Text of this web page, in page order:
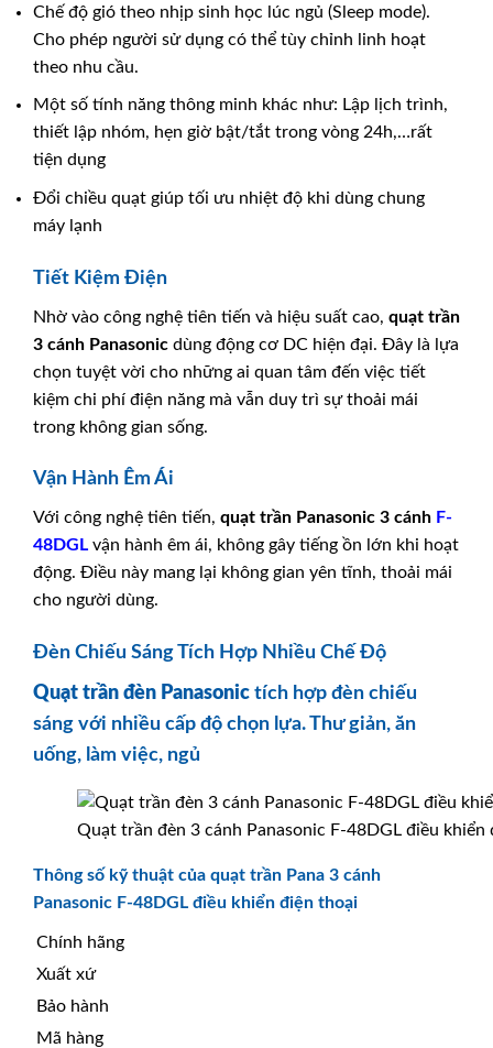
Chế độ gió theo nhịp sinh học lúc ngủ (Sleep mode).
Cho phép người sử dụng có thể tùy chỉnh linh hoạt
theo nhu cầu.
Một số tính năng thông minh khác như: Lập lịch trình,
thiết lập nhóm, hẹn giờ bật/tắt trong vòng 24h,…rất
tiện dụng
Đổi chiều quạt giúp tối ưu nhiệt độ khi dùng chung
máy lạnh
Tiết Kiệm Điện
Nhờ vào công nghệ tiên tiến và hiệu suất cao, quạt trần
3 cánh Panasonic dùng động cơ DC hiện đại. Đây là lựa
chọn tuyệt vời cho những ai quan tâm đến việc tiết
kiệm chi phí điện năng mà vẫn duy trì sự thoải mái
trong không gian sống.
Vận Hành Êm Ái
Với công nghệ tiên tiến, quạt trần Panasonic 3 cánh F-
48DGL vận hành êm ái, không gây tiếng ồn lớn khi hoạt
động. Điều này mang lại không gian yên tĩnh, thoải mái
cho người dùng.
Đèn Chiếu Sáng Tích Hợp Nhiều Chế Độ
Quạt trần đèn Panasonic tích hợp đèn chiếu
sáng với nhiều cấp độ chọn lựa. Thư giản, ăn
uống, làm việc, ngủ
Quạt trần đèn 3 cánh Panasonic F-48DGL điều khiển
Thông số kỹ thuật của quạt trần Pana 3 cánh
Panasonic F-48DGL điều khiển điện thoại
Chính hãng
Xuất xứ
Bảo hành
Mã hàng